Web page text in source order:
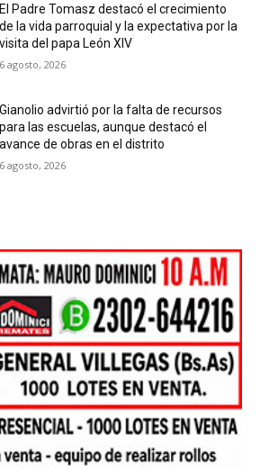
El Padre Tomasz destacó el crecimiento
de la vida parroquial y la expectativa por la
visita del papa León XIV
6 agosto, 2026
Gianolio advirtió por la falta de recursos
para las escuelas, aunque destacó el
avance de obras en el distrito
6 agosto, 2026